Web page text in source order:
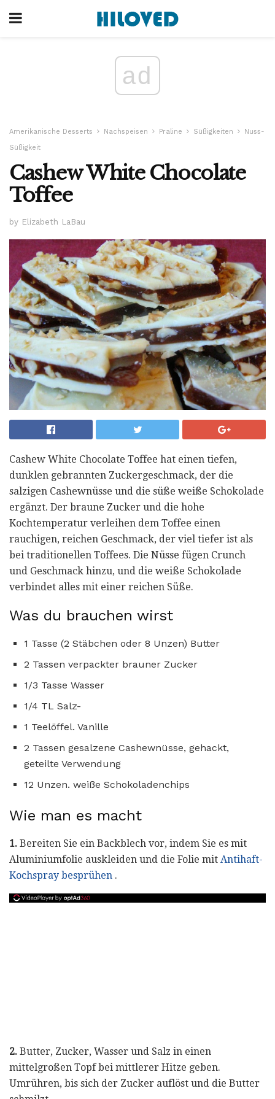
ad
Amerikanische Desserts Nachspeisen Praline Süßigkeiten
Nuss-
Süßigkeit
Cashew White Chocolate
Toffee
by Elizabeth LaBau
Cashew White Chocolate Toffee hat einen tiefen,
dunklen gebrannten Zuckergeschmack, der die
salzigen Cashewnüsse und die süße weiße Schokolade
ergänzt. Der braune Zucker und die hohe
Kochtemperatur verleihen dem Toffee einen
rauchigen, reichen Geschmack, der viel tiefer ist als
bei traditionellen Toffees. Die Nüsse fügen Crunch
und Geschmack hinzu, und die weiße Schokolade
verbindet alles mit einer reichen Süße.
Was du brauchen wirst
1 Tasse (2 Stäbchen oder 8 Unzen) Butter
2 Tassen verpackter brauner Zucker
1/3 Tasse Wasser
1/4 TL Salz-
1 Teelöffel. Vanille
2 Tassen gesalzene Cashewnüsse, gehackt,
geteilte Verwendung
12 Unzen. weiße Schokoladenchips
Wie man es macht
1. Bereiten Sie ein Backblech vor, indem Sie es mit
Aluminiumfolie auskleiden und die Folie mit Antihaft-
Kochspray besprühen .
2. Butter, Zucker, Wasser und Salz in einen
mittelgroßen Topf bei mittlerer Hitze geben.
Umrühren, bis sich der Zucker auflöst und die Butter